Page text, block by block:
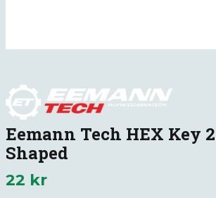
Eemann Tech HEX Key
Shaped
22 kr